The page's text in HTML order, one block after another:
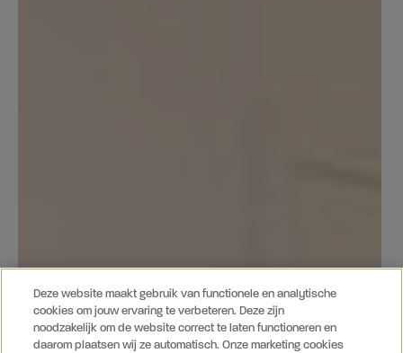
Deze website maakt gebruik van functionele en analytische
cookies om jouw ervaring te verbeteren. Deze zijn
noodzakelijk om de website correct te laten functioneren en
daarom plaatsen wij ze automatisch. Onze marketing cookies